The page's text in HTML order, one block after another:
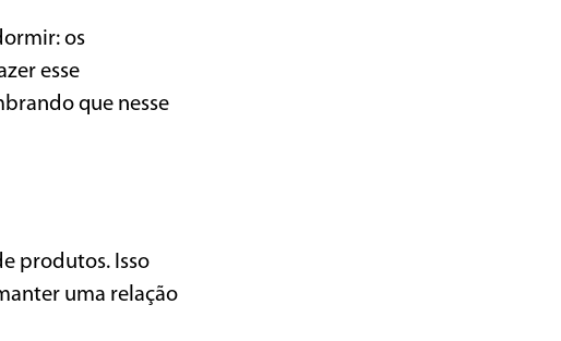
os
esse
que nesse
produtos. Isso
uma relação